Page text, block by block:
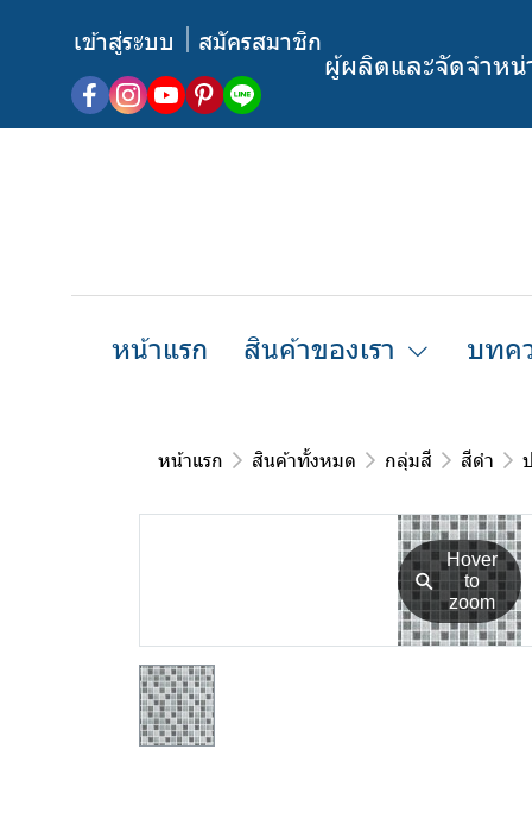
เข้าสู่ระบบ สมัครสมาชิก
ผู้ผลิตและจัดจำหน่
หน้าแรก สินค้าของเรา บทค
หน้าแรก สินค้าทั้งหมด กลุ่มสี สีดำ
⚲
Hover
to
zoom